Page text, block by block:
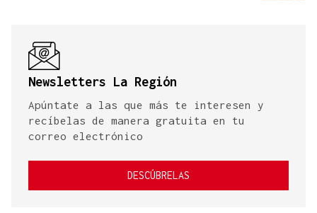
Newsletters La Región
Apúntate a las que más te interesen y
recíbelas de manera gratuita en tu
correo electrónico
DESCÚBRELAS